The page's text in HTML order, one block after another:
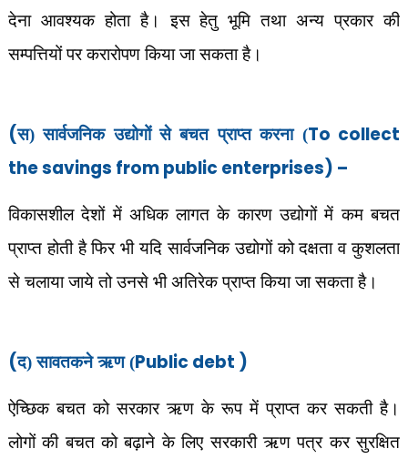
देना आवश्यक होता है। इस हेतु भूमि तथा अन्य प्रकार की
सम्पत्तियों पर करारोपण किया जा सकता है।
(स) सार्वजनिक उद्योगों से बचत प्राप्त करना (To collect
the savings from public enterprises) –
विकासशील देशों में अधिक लागत के कारण उद्योगों में कम बचत
प्राप्त होती है फिर भी यदि सार्वजनिक उद्योगों को दक्षता व कुशलता
से चलाया जाये तो उनसे भी अतिरेक प्राप्त किया जा सकता है।
(द) सावतकने ऋण (Public debt )
ऐच्छिक बचत को सरकार ऋण के रूप में प्राप्त कर सकती है।
लोगों की बचत को बढ़ाने के लिए सरकारी ऋण पत्र कर सुरक्षित